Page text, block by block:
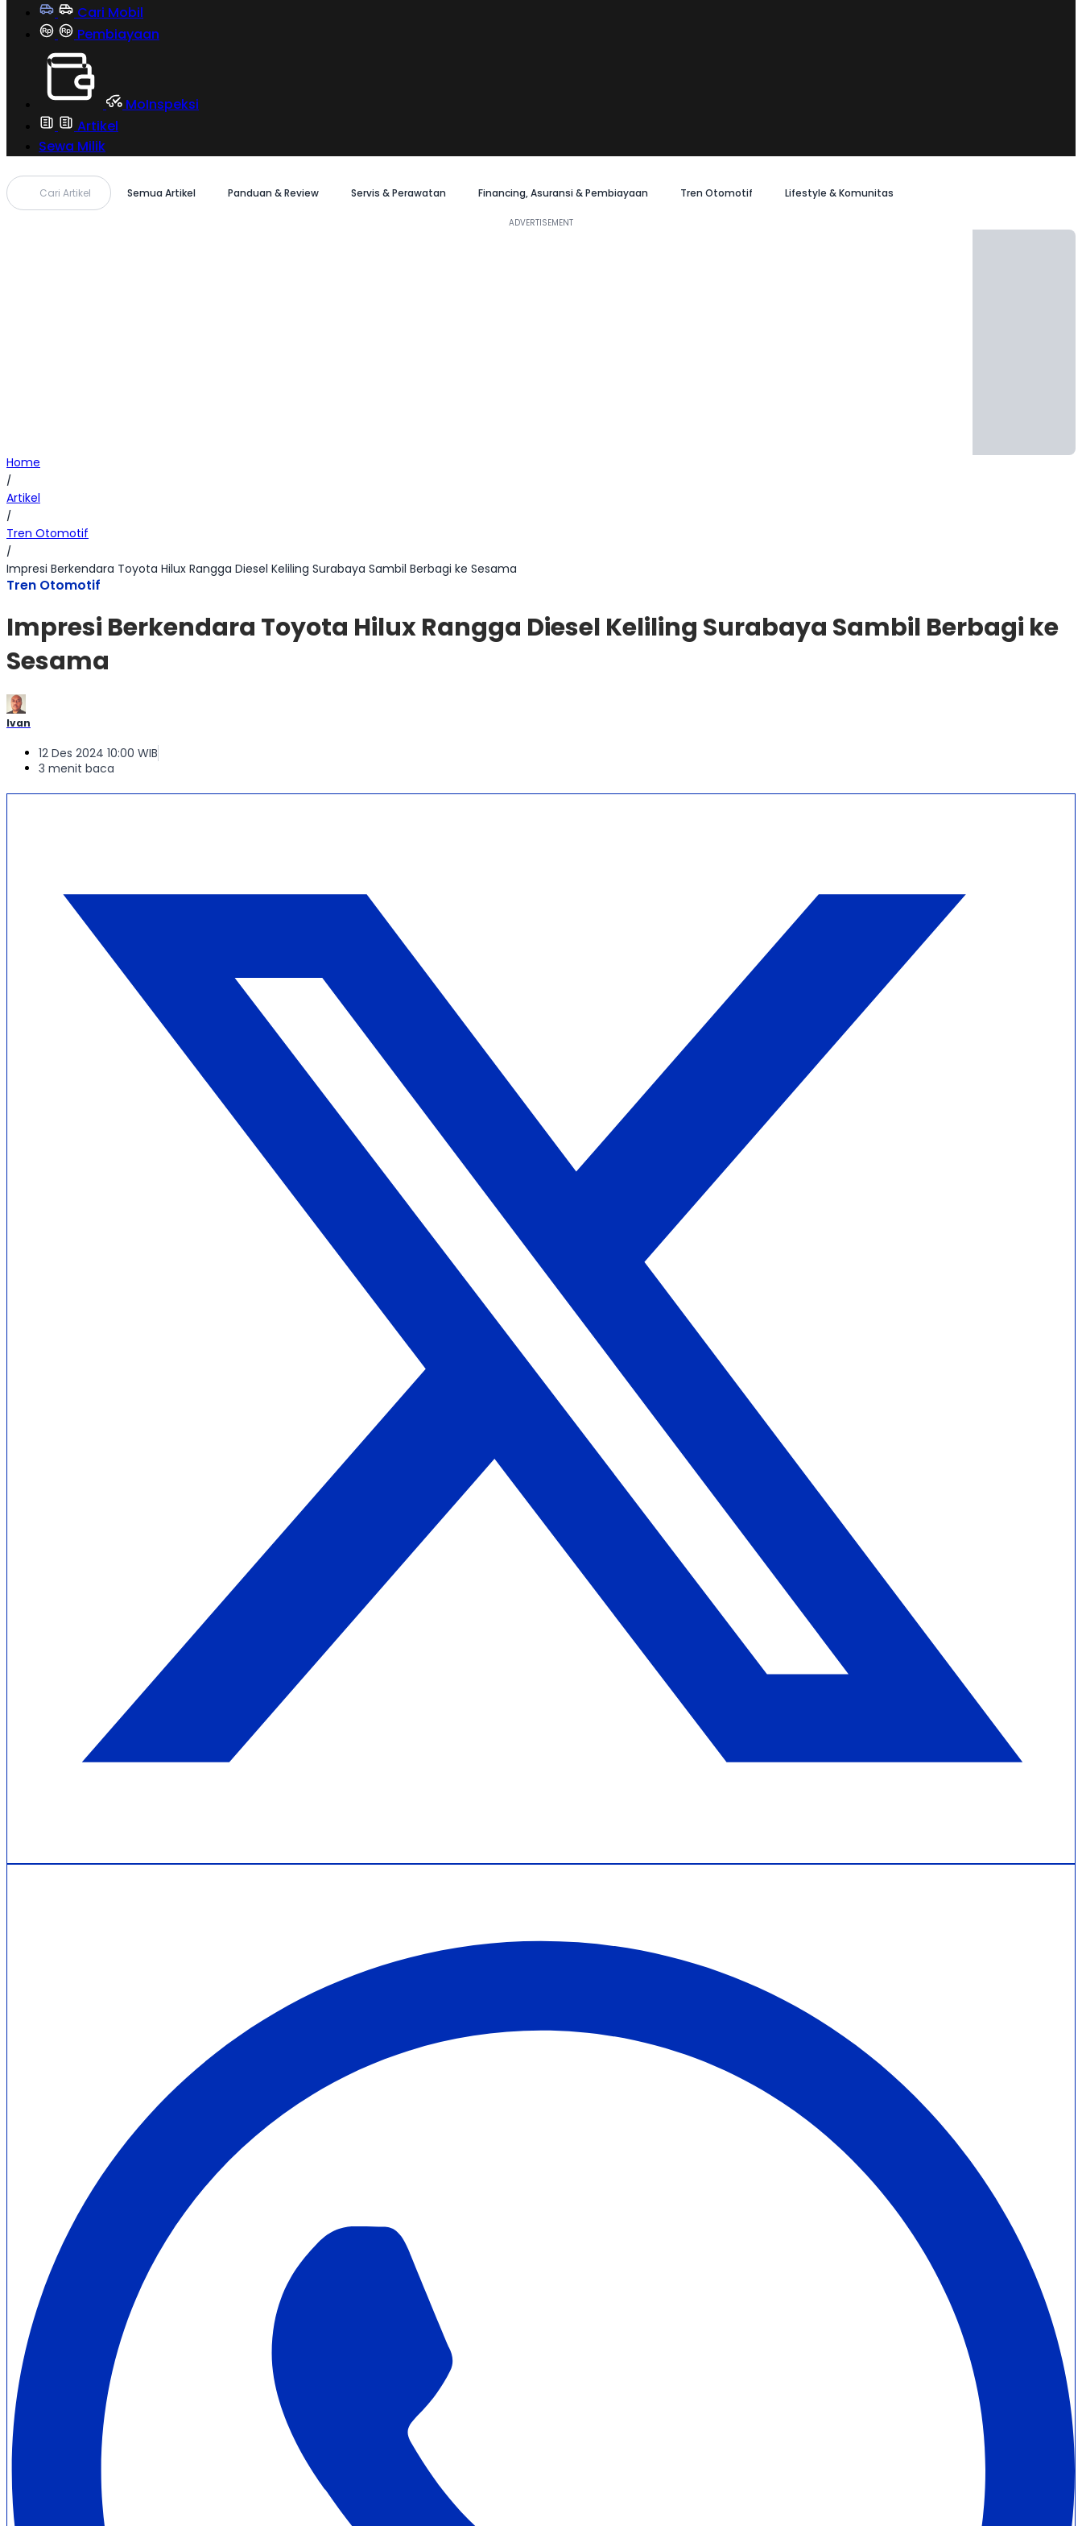
Cari Mobil
Pembiayaan
MoInspeksi
Artikel
Sewa Milik
Cari Artikel Semua Artikel Panduan & Review Servis & Perawatan Financing, Asuransi & Pembiayaan Tren Otomotif Lifestyle & Komunitas
Home
/
Artikel
/
Tren Otomotif
/
Impresi Berkendara Toyota Hilux Rangga Diesel Keliling Surabaya Sambil Berbagi ke Sesama
Tren Otomotif
Impresi Berkendara Toyota Hilux Rangga Diesel Keliling Surabaya Sambil Berbagi ke
Sesama
Ivan
12 Des 2024 10:00 WIB
3 menit baca